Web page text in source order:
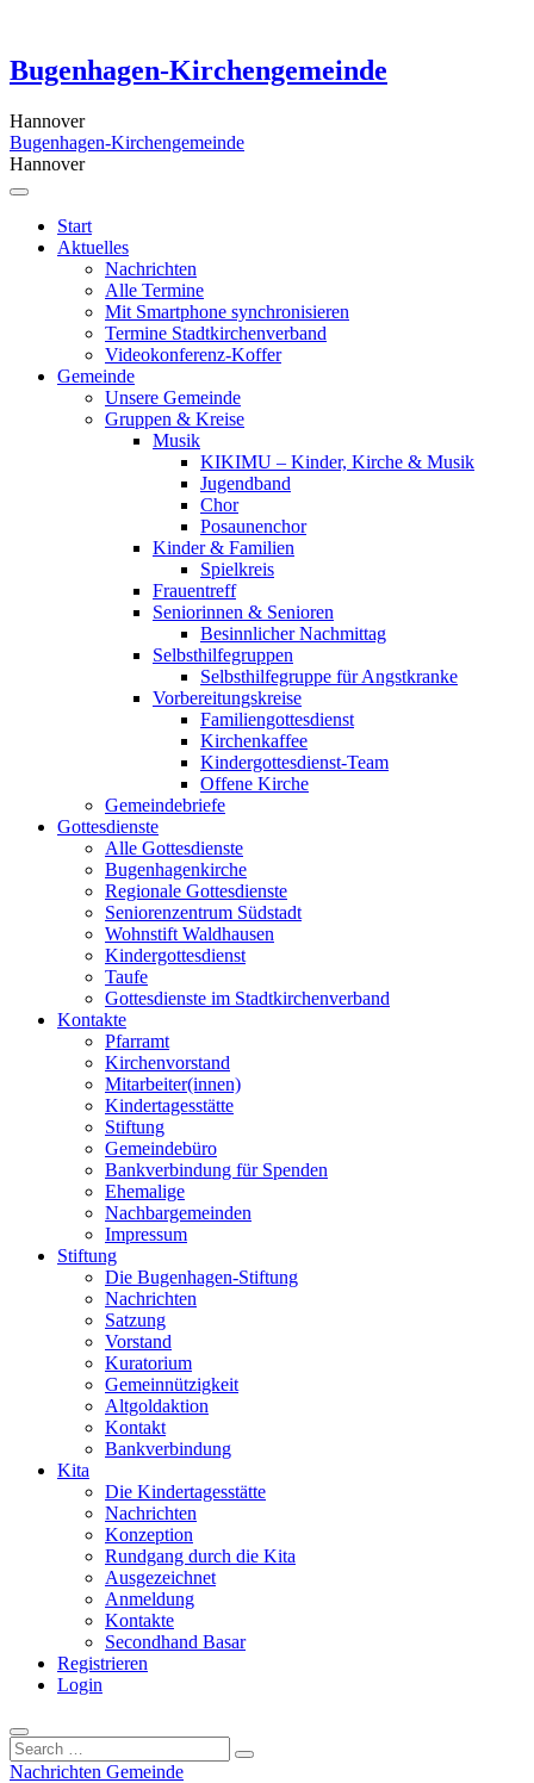
content
Bugenhagen-Kirchengemeinde
Hannover
Bugenhagen-Kirchengemeinde
Hannover
Start
Aktuelles
Nachrichten
Alle Termine
Mit Smartphone synchronisieren
Termine Stadtkirchenverband
Videokonferenz-Koffer
Gemeinde
Unsere Gemeinde
Gruppen & Kreise
Musik
KIKIMU – Kinder, Kirche & Musik
Jugendband
Chor
Posaunenchor
Kinder & Familien
Spielkreis
Frauentreff
Seniorinnen & Senioren
Besinnlicher Nachmittag
Selbsthilfegruppen
Selbsthilfegruppe für Angstkranke
Vorbereitungskreise
Familiengottesdienst
Kirchenkaffee
Kindergottesdienst-Team
Offene Kirche
Gemeindebriefe
Gottesdienste
Alle Gottesdienste
Bugenhagenkirche
Regionale Gottesdienste
Seniorenzentrum Südstadt
Wohnstift Waldhausen
Kindergottesdienst
Taufe
Gottesdienste im Stadtkirchenverband
Kontakte
Pfarramt
Kirchenvorstand
Mitarbeiter(innen)
Kindertagesstätte
Stiftung
Gemeindebüro
Bankverbindung für Spenden
Ehemalige
Nachbargemeinden
Impressum
Stiftung
Die Bugenhagen-Stiftung
Nachrichten
Satzung
Vorstand
Kuratorium
Gemeinnützigkeit
Altgoldaktion
Kontakt
Bankverbindung
Kita
Die Kindertagesstätte
Nachrichten
Konzeption
Rundgang durch die Kita
Ausgezeichnet
Anmeldung
Kontakte
Secondhand Basar
Registrieren
Login
Search
…
Nachrichten Gemeinde